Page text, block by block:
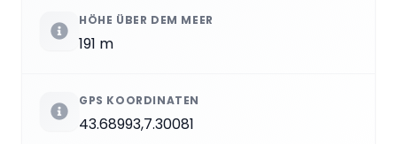
HÖHE ÜBER DEM MEER
191 m
GPS KOORDINATEN
43.68993,7.30081